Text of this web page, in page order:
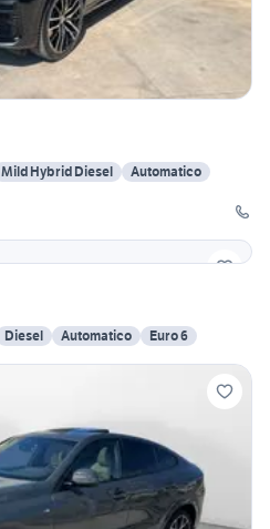
Mild Hybrid Diesel
Automatico
Diesel Automatico Euro 6